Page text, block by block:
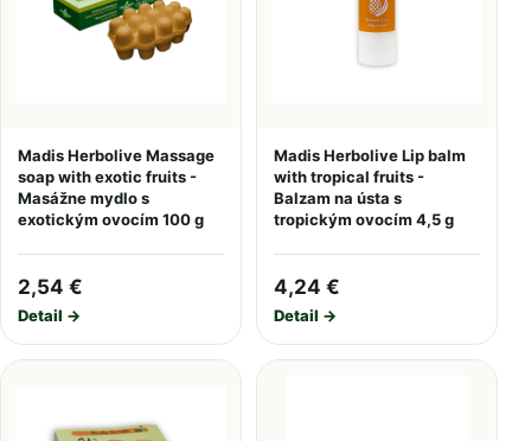
Madis Herbolive Massage
soap with exotic fruits -
Masážne mydlo s
exotickým ovocím 100 g
2,54 €
Detail →
Madis Herbolive Lip balm
with tropical fruits -
Balzam na ústa s
tropickým ovocím 4,5 g
4,24 €
Detail →